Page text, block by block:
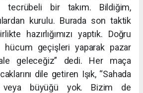
tecrübeli bir takım. Bildiğim,
kurulu. Burada son taktik
hazırlığımızı yaptık. Doğru
hücum geçişleri yaparak pazar
geleceğiz” dedi. Her maça
dile getiren Işık, “Sahada
veya büyüğü yok. Bizim de